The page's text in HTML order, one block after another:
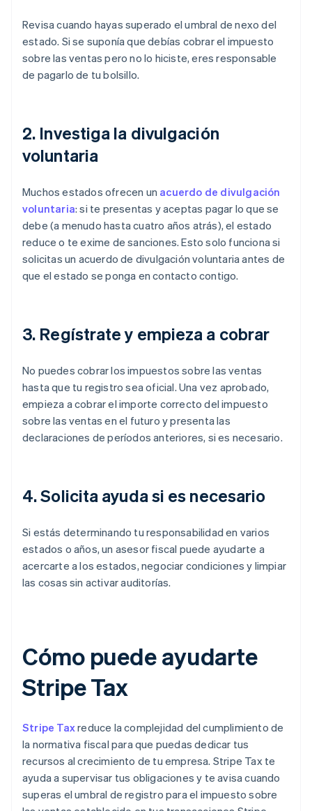
Revisa cuando hayas superado el umbral de nexo del
estado. Si se suponía que debías cobrar el impuesto
sobre las ventas pero no lo hiciste, eres responsable
de pagarlo de tu bolsillo.
2. Investiga la divulgación
voluntaria
Muchos estados ofrecen un acuerdo de divulgación
voluntaria: si te presentas y aceptas pagar lo que se
debe (a menudo hasta cuatro años atrás), el estado
reduce o te exime de sanciones. Esto solo funciona si
solicitas un acuerdo de divulgación voluntaria antes de
que el estado se ponga en contacto contigo.
3. Regístrate y empieza a cobrar
No puedes cobrar los impuestos sobre las ventas
hasta que tu registro sea oficial. Una vez aprobado,
empieza a cobrar el importe correcto del impuesto
sobre las ventas en el futuro y presenta las
declaraciones de períodos anteriores, si es necesario.
4. Solicita ayuda si es necesario
Si estás determinando tu responsabilidad en varios
estados o años, un asesor fiscal puede ayudarte a
acercarte a los estados, negociar condiciones y limpiar
las cosas sin activar auditorías.
Cómo puede ayudarte
Stripe Tax
Stripe Taxreduce la complejidad del cumplimiento de
la normativa fiscal para que puedas dedicar tus
recursos al crecimiento de tu empresa. Stripe Tax te
ayuda a supervisar tus obligaciones y te avisa cuando
superas el umbral de registro para el impuesto sobre